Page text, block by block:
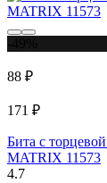
88 ₽
171 ₽
Бита с
MATRIX 11573
4.7